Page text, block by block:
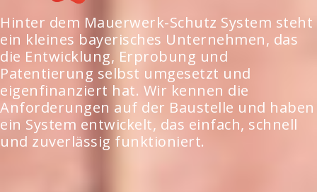
Hinter dem Mauerwerk-Schutz System steht
ein kleines bayerisches Unternehmen, das
die Entwicklung, Erprobung und
Patentierung selbst umgesetzt und
eigenfinanziert hat. Wir kennen die
Anforderungen auf der Baustelle und haben
ein System entwickelt, das einfach, schnell